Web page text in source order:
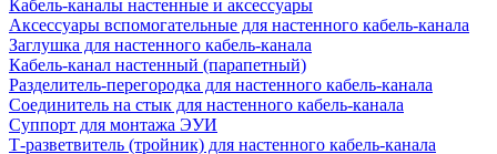
Кабель-каналы настенные и аксессуары
Аксессуары вспомогательные для настенного кабель-канала
Заглушка для настенного кабель-канала
Кабель-канал настенный (парапетный)
Разделитель-перегородка для настенного кабель-канала
Соединитель на стык для настенного кабель-канала
Суппорт для монтажа ЭУИ
Т-разветвитель (тройник) для настенного кабель-канала